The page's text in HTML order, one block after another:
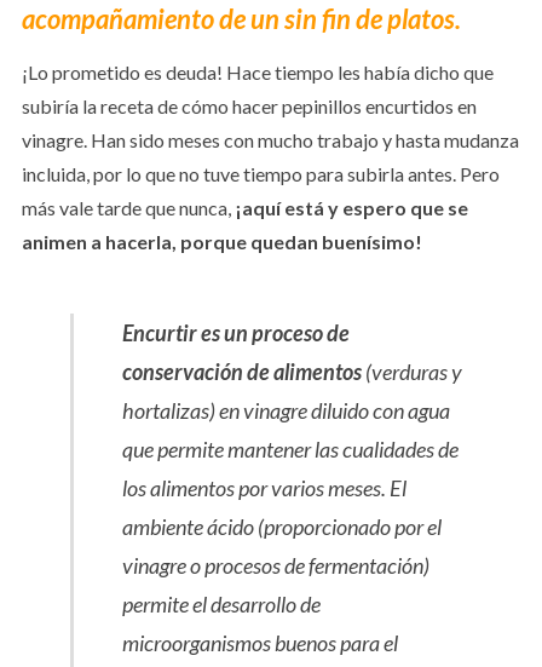
acompañamiento de un sin fin de platos.
¡Lo prometido es deuda! Hace tiempo les había dicho que
subiría la receta de cómo hacer pepinillos encurtidos en
vinagre. Han sido meses con mucho trabajo y hasta mudanza
incluida, por lo que no tuve tiempo para subirla antes. Pero
más vale tarde que nunca,¡aquí está y espero que se
animen a hacerla, porque quedan buenísimo!
Encurtir es un proceso de
conservación de alimentos(verduras y
hortalizas) en vinagre diluido con agua
que permite mantener las cualidades de
los alimentos por varios meses. El
ambiente ácido (proporcionado por el
vinagre o procesos de fermentación)
permite el desarrollo de
microorganismos buenos para el